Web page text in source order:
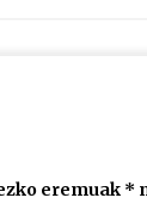
eremuak *